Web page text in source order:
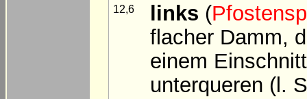
12,6 links (
flacher Damm,
einem
unterqueren (l.